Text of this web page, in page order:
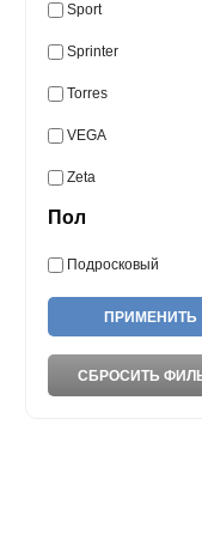
Sport
Sprinter
Torres
VEGA
Zeta
Пол
Подросковый